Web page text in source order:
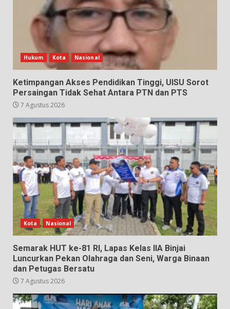
Hukum Kota Nasional
Ketimpangan Akses Pendidikan Tinggi, UISU Sorot
Persaingan Tidak Sehat Antara PTN dan PTS
7 Agustus 2026
Kota Nasional
Semarak HUT ke-81 RI, Lapas Kelas IIA Binjai
Luncurkan Pekan Olahraga dan Seni, Warga Binaan
dan Petugas Bersatu
7 Agustus 2026